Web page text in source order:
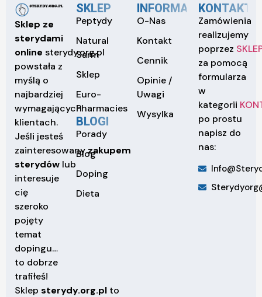
Sklep ze
sterydami
online sterydy.org.pl
powstała z
myślą o
najbardziej
wymagających
klientach.
Jeśli jesteś
zainteresowanyzakupem
sterydów lub
interesuje
cię
szeroko
pojęty
temat
dopingu…
to dobrze
trafiłeś!
Sklep sterydy.org.pl to
SKLEP
Peptydy
Natural
Sarm
Sklep
Euro-
Pharmacies
BLOGI
Porady
Blog
Doping
Dieta
INFORMACJE
O-Nas
Kontakt
Cennik
Opinie /
Uwagi
Wysylka
KONTAKT
Zamówienia
realizujemy
poprzez
za pomocą
formularza
w
kategorii
po prostu
napisz do
nas: